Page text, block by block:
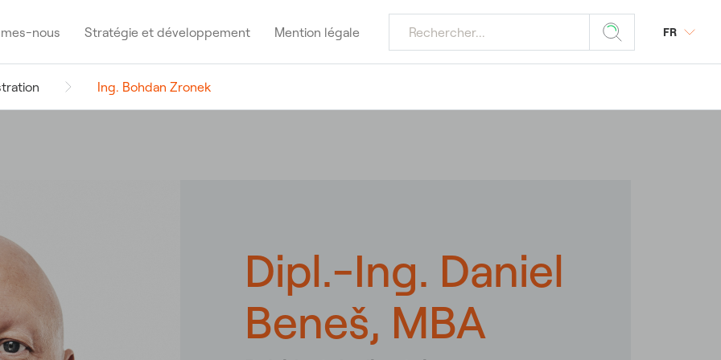
Ing. Bohdan Zronek
nous
Notre position sur le
Stratégie et développement
Nouvelles solutions
énergétiques
Mention légale FR
Dipl.-Ing. Daniel
Beneš, MBA